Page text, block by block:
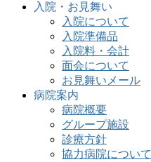
入院・お見舞い
入院について
入院準備品
入院料・会計
面会について
お見舞いメール
病院案内
病院概要
グループ施設
診療方針
協力病院について